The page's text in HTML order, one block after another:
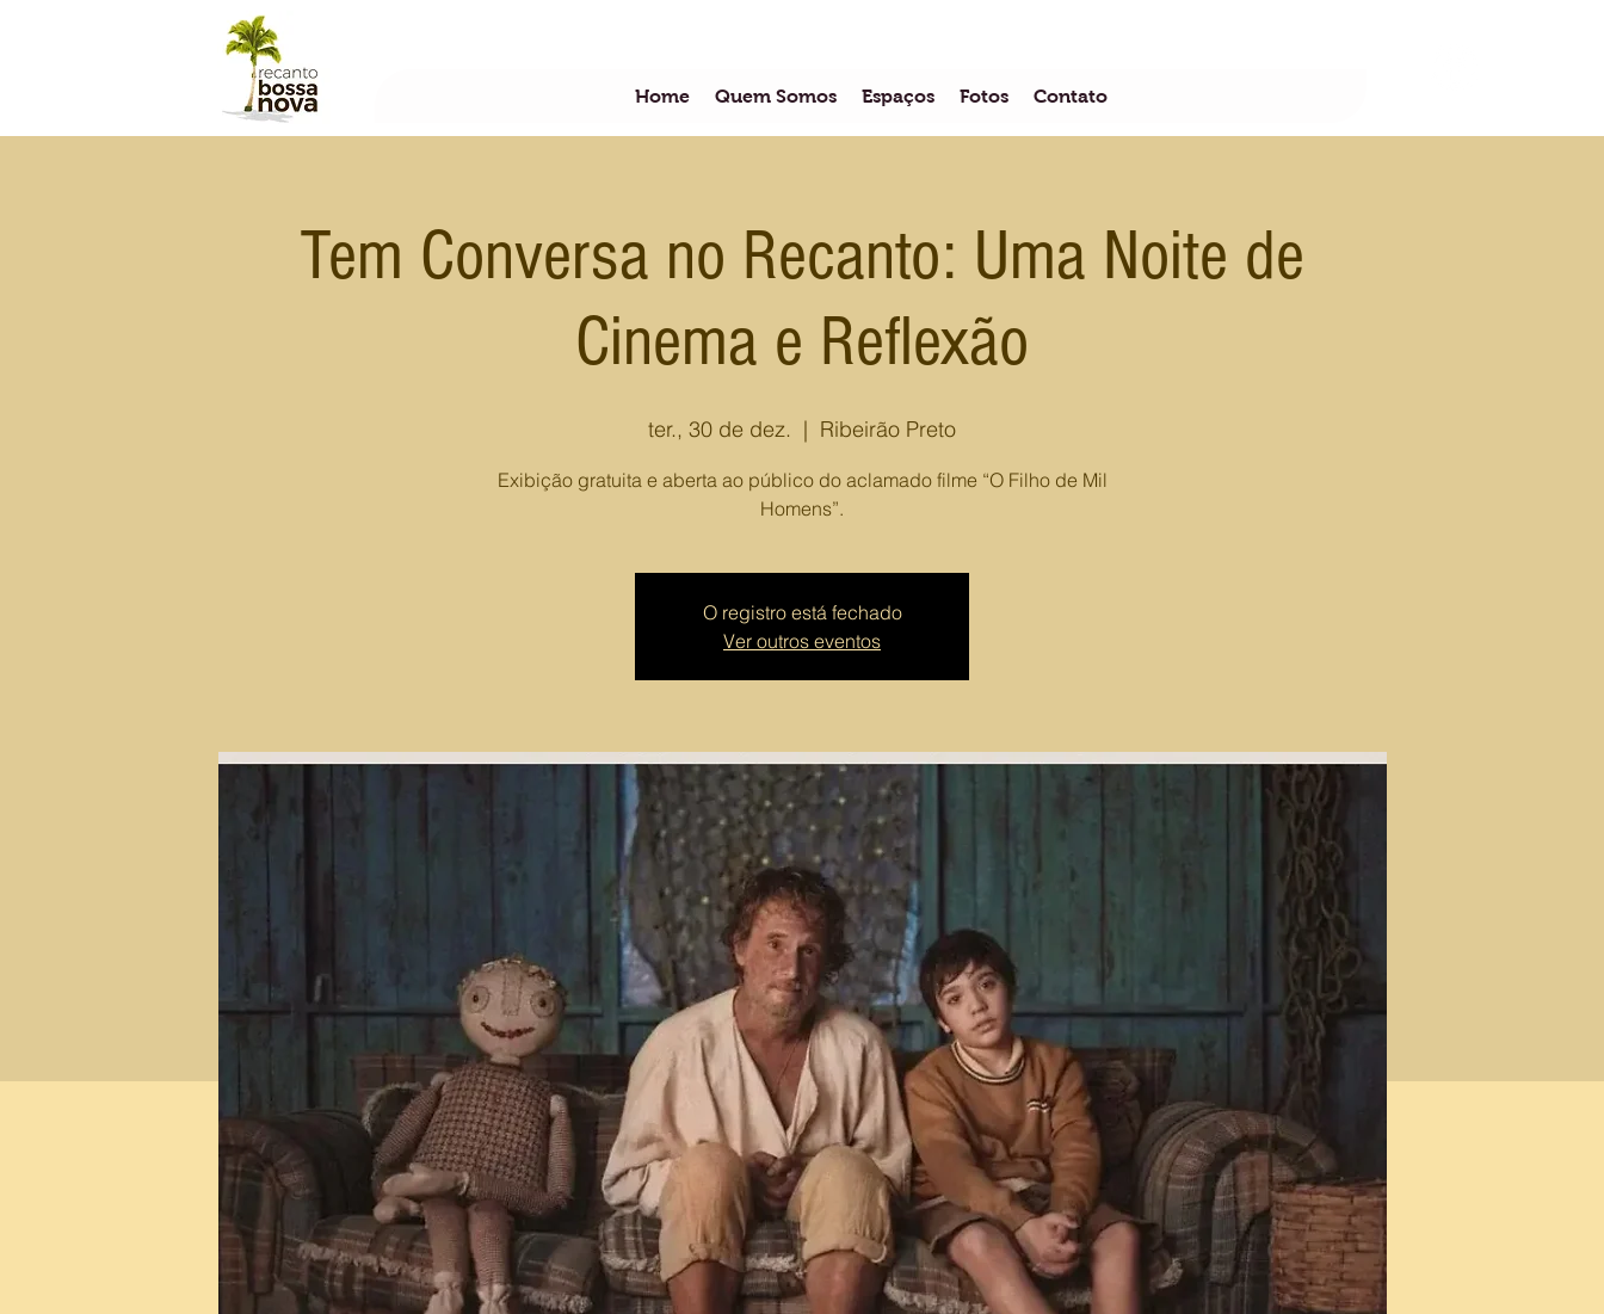
Home Quem Somos Espaços Fotos Contato
Tem Conversa no Recanto: Uma Noite de
Cinema e Reflexão
ter., 30 de dez.
  |
Ribeirão Preto
Exibição gratuita e aberta ao público do aclamado filme “O Filho de Mil
O registro está fechado
Ver outros eventos